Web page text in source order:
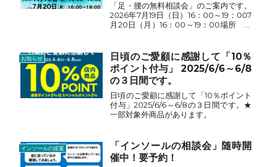
「足・腰の無料相談会」のご案内です。
2026年7月19日（日）16：00～19：007
月20日（月）16：00～19：00場所 パ
スポーツでの怪我予防◎スポーツパフォ
ーマ...
お知らせ
日頃のご愛顧に感謝して「10％
ポイント付与」 2025/6/6～6/8
の３日間です。
日頃のご愛顧に感謝して「10％ポイント
付与」2025/6/6～6/8の３日間です。★
一部対象外商品があります。
インソールの提案
「インソールの相談会」随時開
催中！要予約！